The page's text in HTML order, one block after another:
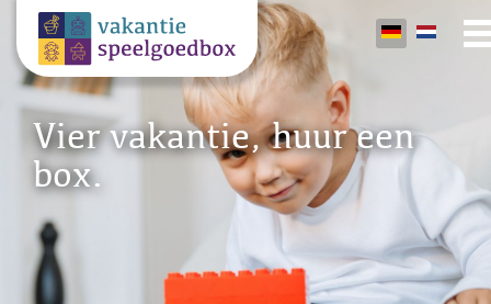
Vier vakantie, huur een
box.